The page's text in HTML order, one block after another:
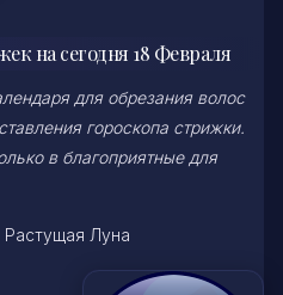
на сегодня 18 Февраля
для обрезания волос
гороскопа стрижки.
в благоприятные для
Луна